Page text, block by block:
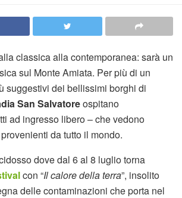
classica alla contemporanea: sarà un
sul Monte Amiata. Per più di un
suggestivi dei bellissimi borghi di
San Salvatoreospitano
ad ingresso libero – che vedono
da tutto il mondo.
dove dal 6 al 8 luglio torna
con “Il calore della terra”, insolito
delle contaminazioni che porta nel